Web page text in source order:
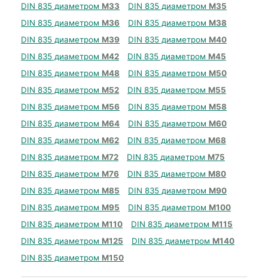
DIN 835 диаметром М33 DIN 835 диаметром М35
DIN 835 диаметром М36 DIN 835 диаметром М38
DIN 835 диаметром М39 DIN 835 диаметром М40
DIN 835 диаметром М42 DIN 835 диаметром М45
DIN 835 диаметром М48 DIN 835 диаметром М50
DIN 835 диаметром М52 DIN 835 диаметром М55
DIN 835 диаметром М56 DIN 835 диаметром М58
DIN 835 диаметром М64 DIN 835 диаметром М60
DIN 835 диаметром М62 DIN 835 диаметром М68
DIN 835 диаметром М72 DIN 835 диаметром М75
DIN 835 диаметром М76 DIN 835 диаметром М80
DIN 835 диаметром М85 DIN 835 диаметром М90
DIN 835 диаметром М95 DIN 835 диаметром М100
DIN 835 диаметром М110 DIN 835 диаметром М115
DIN 835 диаметром М125 DIN 835 диаметром М140
DIN 835 диаметром М150